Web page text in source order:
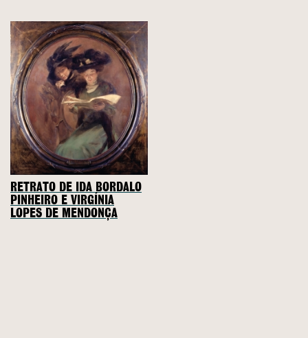
RETRATO DE IDA BORDALO
PINHEIRO E VIRGÍNIA
LOPES DE MENDONÇA